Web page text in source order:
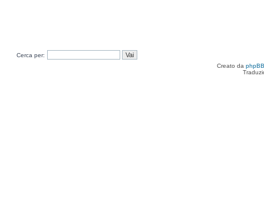
Cerca per:
Creato da phpBB